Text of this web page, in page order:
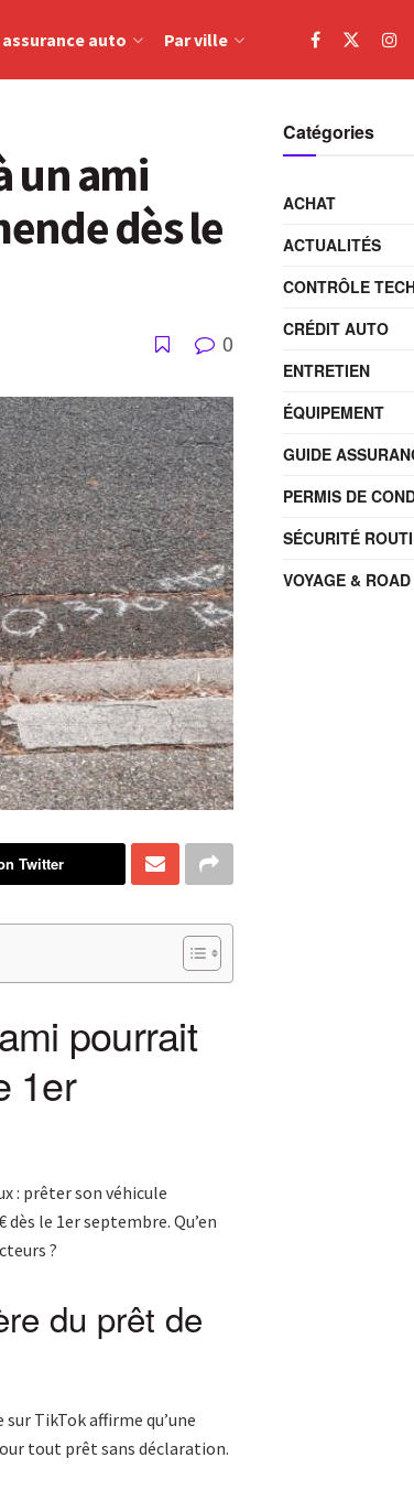
assurance auto Par ville
un ami
dès le
0
Twitter
pourrait
1er
: prêter son véhicule
le 1er septembre. Qu’en
?
du prêt de
TikTok affirme qu’une
tout prêt sans déclaration.
Catégories
ACHAT
ACTUALITÉS
CONTRÔLE
CRÉDIT AUTO
ENTRETIEN
ÉQUIPEMENT
GUIDE
PERMIS DE
SÉCURITÉ
VOYAGE &